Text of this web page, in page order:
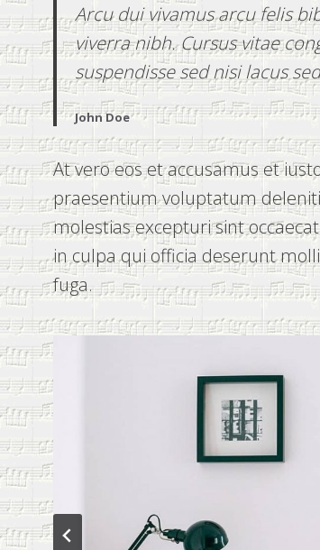
Arcu dui vivamus arcu felis
viverra nibh. Cursus vitae
suspendisse sed nisi lacus
John Doe
At vero eos et accusamus et
praesentium voluptatum
molestias excepturi sint
in culpa qui officia deserunt
fuga.